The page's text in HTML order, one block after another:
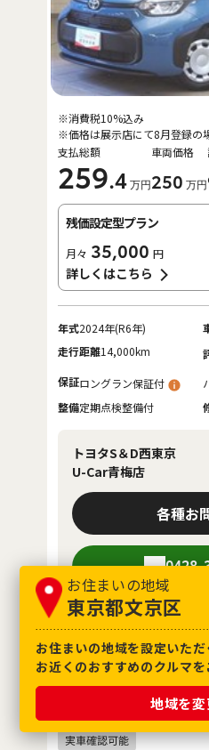
お住まいの地域
東京都文京区
お住まいの地域を設定いただ
お近くのおすすめのクルマを
地域を変
支払総額
259.4 万円
車両価格
250 万円
※消費税10%込み
※価格は展示店にて8月登録の
残価設定型プラン
月々 35,000 円
詳しくはこちら
年式2024年(R6年)
走行距離14,000km
保証ロングラン保証付
整備定期点検整備付
トヨタS＆D西東京
U-Car青梅店
各種お
0428-
カローラ HV WXB